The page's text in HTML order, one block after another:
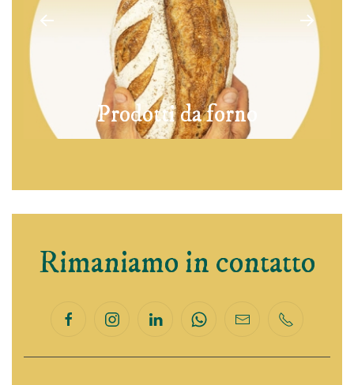
Pasta biologica
Rimaniamo in contatto